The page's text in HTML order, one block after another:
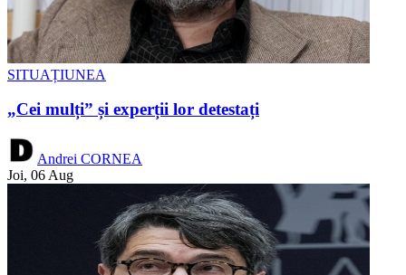
SITUAȚIUNEA
„Cei mulți” și experții lor detestați
Andrei CORNEA
Joi, 06 Aug